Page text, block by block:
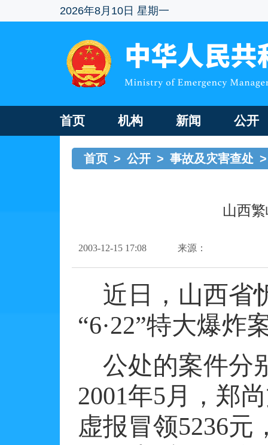
2026年8月10日 星期一
首页 机构 新闻 公开
首页 > 公开 > 事故及灾害查处 >
山西
2003-12-15 17:08 来源：
近日，山西省
“6·22”特大爆炸
公处的案件分
2001年5月，郑
虚报冒领5236元